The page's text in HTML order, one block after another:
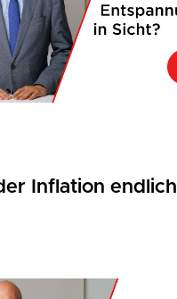
Inflation endlich